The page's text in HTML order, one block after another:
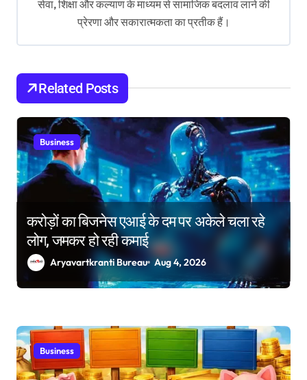
i
o
सेवा, शिक्षा और कल्याण के माध्यम से सामाजिक बदलाव लाने की
प्रेरणा और सकारात्मकता का प्रतीक हैं।
Related Posts
Business
करोड़ों का बिजनेस एआई के दम पर अकेले चला रहे
लोग, जमकर हो रही कमाई
Aryavartkranti Bureau Aug 4, 2026
Business